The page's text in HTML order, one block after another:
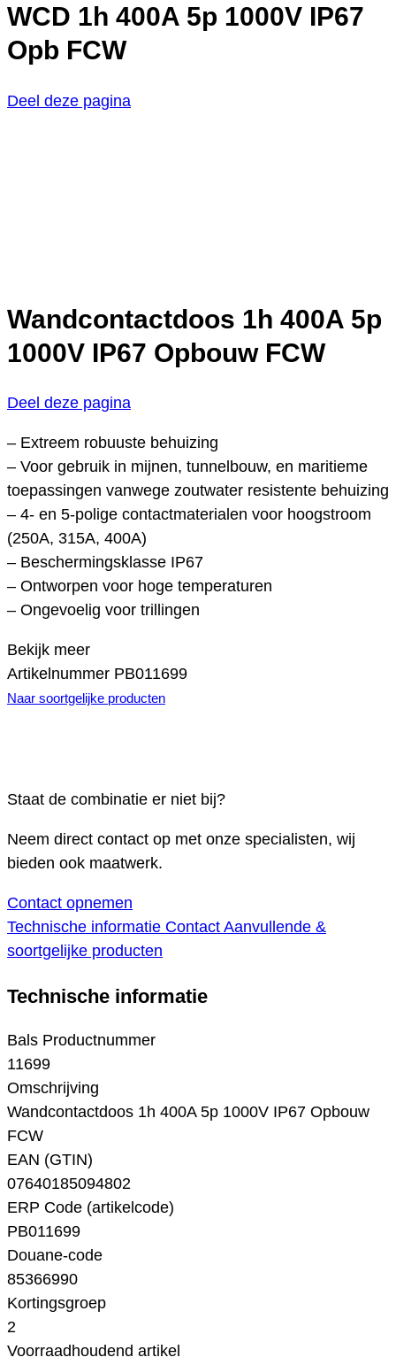
WCD 1h 400A 5p 1000V IP67
Opb FCW
Deel deze pagina
Wandcontactdoos 1h 400A 5p
1000V IP67 Opbouw FCW
Deel deze pagina
– Extreem robuuste behuizing
– Voor gebruik in mijnen, tunnelbouw, en maritieme
toepassingen vanwege zoutwater resistente behuizing
– 4- en 5-polige contactmaterialen voor hoogstroom
(250A, 315A, 400A)
– Beschermingsklasse IP67
– Ontworpen voor hoge temperaturen
– Ongevoelig voor trillingen
Bekijk meer
Artikelnummer PB011699
Naar soortgelijke producten
Staat de combinatie er niet bij?
Neem direct contact op met onze specialisten, wij
bieden ook maatwerk.
Contact opnemen
Technische informatie Contact Aanvullende &
soortgelijke producten
Technische informatie
Bals Productnummer
11699
Omschrijving
Wandcontactdoos 1h 400A 5p 1000V IP67 Opbouw
FCW
EAN (GTIN)
07640185094802
ERP Code (artikelcode)
PB011699
Douane-code
85366990
Kortingsgroep
2
Voorraadhoudend artikel